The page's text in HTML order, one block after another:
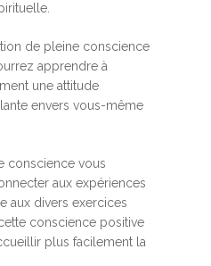
de pleine conscience
apprendre à
une attitude
envers vous-même
conscience vous
aux expériences
aux divers exercices
conscience positive
plus facilement la